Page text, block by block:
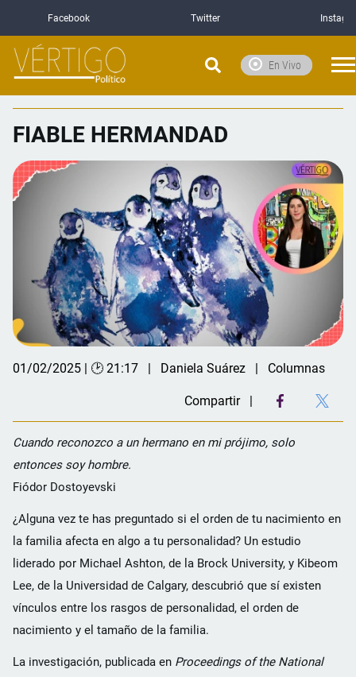
Facebook Twitter
En Vivo
FIABLE HERMANDAD
01/02/2025 | 🕑 21:17 Daniela Suárez Columnas
Compartir
Cuando reconozco a un hermano en mi prójimo, solo
entonces soy hombre.
Fiódor Dostoyevski
¿Alguna vez te has preguntado si el orden de tu nacimiento en
la familia afecta en algo a tu personalidad? Un estudio
liderado por Michael Ashton, de la Brock University, y Kibeom
Lee, de la Universidad de Calgary, descubrió que sí existen
vínculos entre los rasgos de personalidad, el orden de
nacimiento y el tamaño de la familia.
La investigación, publicada en Proceedings of the National